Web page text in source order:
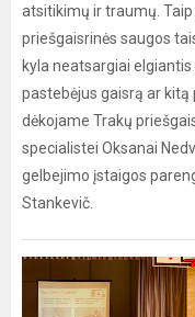
atsitikimų ir traumų.
priešgaisrinės saugos
kyla neatsargiai
pastebėjus gaisrą ar kitą
dėkojame Trakų
specialistei Oksanai
gelbejimo įstaigos
Stankevič.